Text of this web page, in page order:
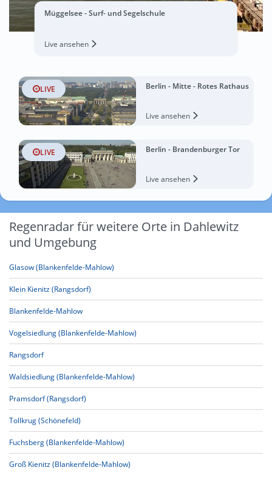
Müggelsee - Surf- und Segelschule
Live ansehen
LIVE Berlin - Mitte - Rotes Rathaus
Live ansehen
LIVE Berlin - Brandenburger Tor
Live ansehen
Regenradar für weitere Orte in Dahlewitz
und Umgebung
Glasow (Blankenfelde-Mahlow)
Klein Kienitz (Rangsdorf)
Blankenfelde-Mahlow
Vogelsiedlung (Blankenfelde-Mahlow)
Rangsdorf
Waldsiedlung (Blankenfelde-Mahlow)
Pramsdorf (Rangsdorf)
Tollkrug (Schönefeld)
Fuchsberg (Blankenfelde-Mahlow)
Groß Kienitz (Blankenfelde-Mahlow)